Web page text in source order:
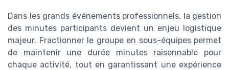
Dans les grands événements professionnels, la gestion
des minutes participants devient un enjeu logistique
majeur. Fractionner le groupe en sous-équipes permet
de maintenir une durée minutes raisonnable pour
chaque activité, tout en garantissant une expérience